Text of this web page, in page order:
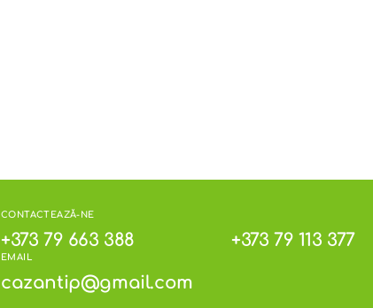
CONTACTEAZĂ-NE
+373 79 663 388 +373 79 113 377
EMAIL
cazantip@gmail.com